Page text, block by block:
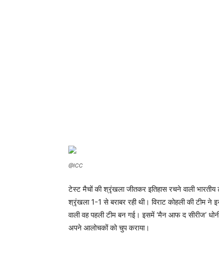
@ICC
टेस्ट मैचों की श्रृंखला जीतकर इतिहास रचने वाली
श्रृंखला 1-1 से बराबर रही थी। विराट कोहली की टीम
वाली वह पहली टीम बन गई। इसमें ‘मैन आफ द सीरीज’
अपने आलोचकों को चुप कराया।